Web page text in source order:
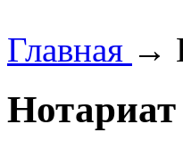
Главная →